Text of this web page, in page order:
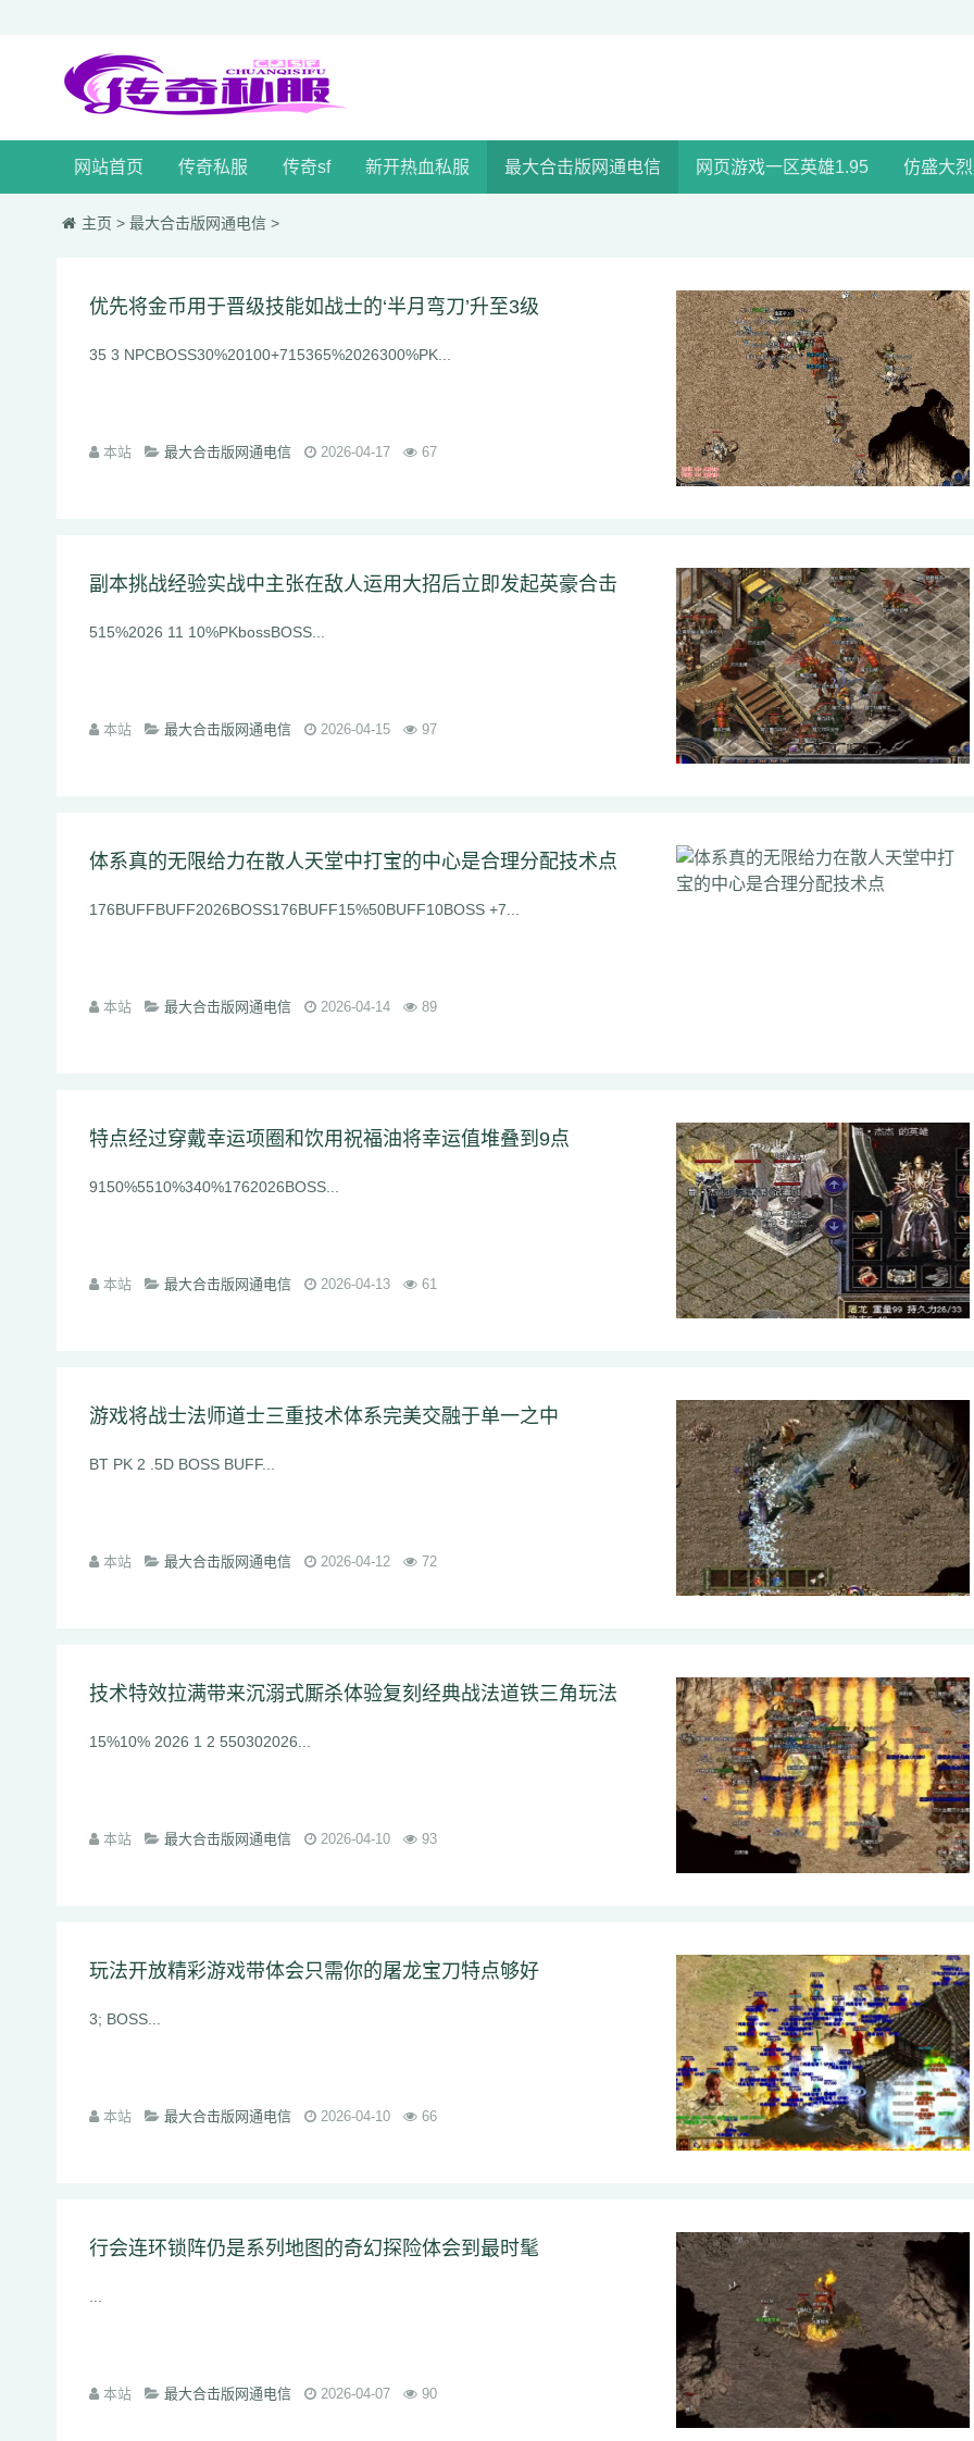
网站首页 传奇私服 传奇sf 新开热血私服 最大合击版网通电信 网页游戏一区英雄1.95 仿盛大
主页 > 最大合击版网通电信 >
优先将金币用于晋级技能如战士的‘半月弯刀’升至3级
35 3 NPCBOSS30%20100+715365%2026300%PK...
本站 最大合击版网通电信 2026-04-17 67
副本挑战经验实战中主张在敌人运用大招后立即发起英豪合击
515%2026 11 10%PKbossBOSS...
本站 最大合击版网通电信 2026-04-15 97
体系真的无限给力在散人天堂中打宝的中心是合理分配技术点
176BUFFBUFF2026BOSS176BUFF15%50BUFF10BOSS +7...
本站 最大合击版网通电信 2026-04-14 89
特点经过穿戴幸运项圈和饮用祝福油将幸运值堆叠到9点
9150%5510%340%1762026BOSS...
本站 最大合击版网通电信 2026-04-13 61
游戏将战士法师道士三重技术体系完美交融于单一之中
BT PK 2 .5D BOSS BUFF...
本站 最大合击版网通电信 2026-04-12 72
技术特效拉满带来沉溺式厮杀体验复刻经典战法道铁三角玩法
15%10% 2026 1 2 550302026...
本站 最大合击版网通电信 2026-04-10 93
玩法开放精彩游戏带体会只需你的屠龙宝刀特点够好
3; BOSS...
本站 最大合击版网通电信 2026-04-10 66
行会连环锁阵仍是系列地图的奇幻探险体会到最时髦
本站 最大合击版网通电信 2026-04-07 90